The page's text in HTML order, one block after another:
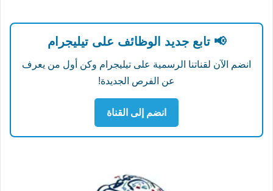
📢 تابع جديد الوظائف على تيليجرام
انضم الآن لقناتنا الرسمية على تيليجرام وكن أول من يعرف
عن الفرص الجديدة!
انضم إلى القناة